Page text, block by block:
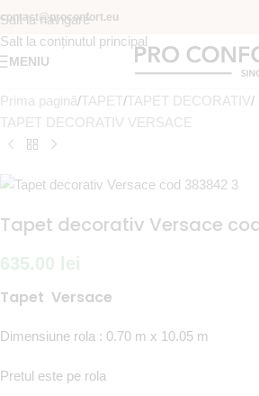
Salt la navigare
Salt la conținutul principal
contact@proconfort.eu
MENIU
Prima pagină/TAPET/TAPET DECORATIV/
TAPET DECORATIV VERSACE
Tapet decorativ Versace
Tapet Versace
Dimensiune rola : 0.70 m x 10.05 m
Pretul este pe rola